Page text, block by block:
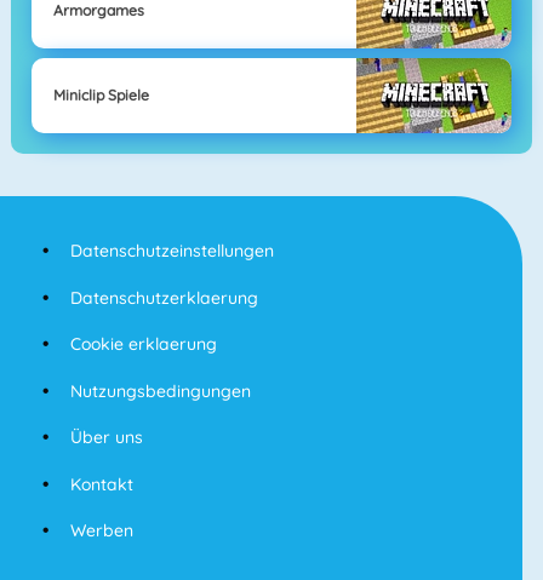
Armorgames
Miniclip Spiele
Datenschutzeinstellungen
Datenschutzerklaerung
Cookie erklaerung
Nutzungsbedingungen
Über uns
Kontakt
Werben